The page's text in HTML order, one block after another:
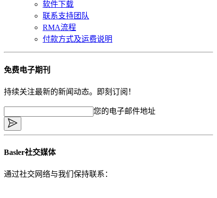
软件下载
联系支持团队
RMA流程
付款方式及运费说明
免费电子期刊
持续关注最新的新闻动态。即刻订阅！
您的电子邮件地址
Basler社交媒体
通过社交网络与我们保持联系：